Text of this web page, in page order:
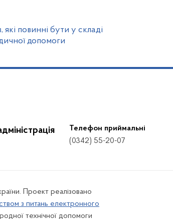
які повинні бути у складі
допомоги
Телефон приймальні
(0342) 55-20-07
Проект реалізовано
з питань електронного
технічної допомоги